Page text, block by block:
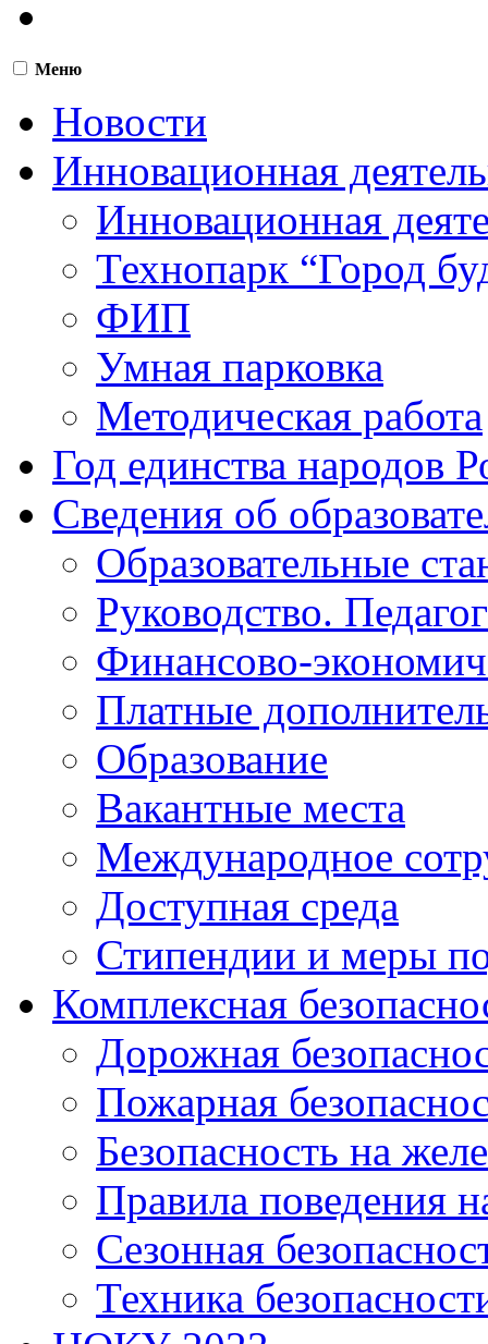
Меню
Новости
Инновационная
Инновационная
Технопарк “Город
ФИП
Умная парковка
Методическая работа
Год единства народов
Сведения об
Образовательные
Руководство.
Финансово-
Платные
Образование
Вакантные места
Международное
Доступная среда
Стипендии и меры
Комплексная
Дорожная
Пожарная
Безопасность на
Правила поведения
Сезонная
Техника